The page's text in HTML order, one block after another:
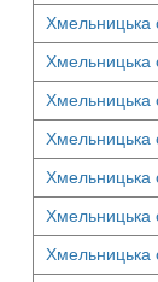
Хмельницька
Хмельницька
Хмельницька
Хмельницька
Хмельницька
Хмельницька
Хмельницька